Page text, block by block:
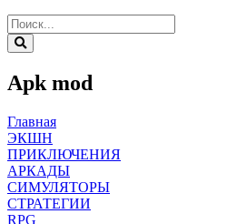
Apk mod
Главная
ЭКШН
ПРИКЛЮЧЕНИЯ
АРКАДЫ
СИМУЛЯТОРЫ
СТРАТЕГИИ
RPG